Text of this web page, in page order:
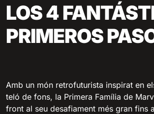
LOS 4
PRIMEROS
Amb un món retrofuturista inspirat en
teló de fons, la Primera Família de
front al seu desafiament més gran fins